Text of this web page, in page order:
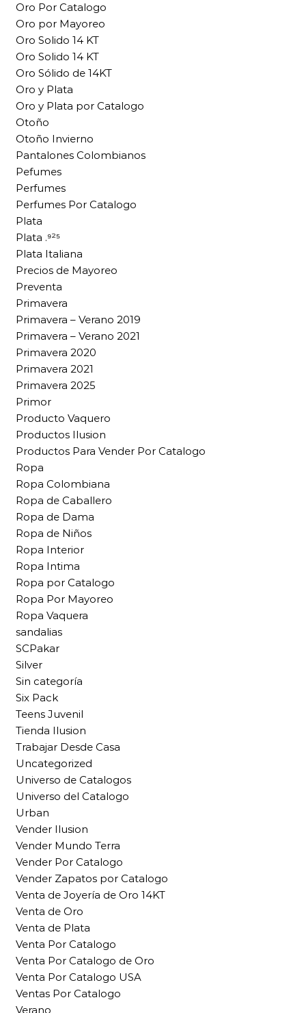
Oro Por Catalogo
Oro por Mayoreo
Oro Solido 14 KT
Oro Solido 14 KT
Oro Sólido de 14KT
Oro y Plata
Oro y Plata por Catalogo
Otoño
Otoño Invierno
Pantalones Colombianos
Pefumes
Perfumes
Perfumes Por Catalogo
Plata
Plata .⁹²⁵
Plata Italiana
Precios de Mayoreo
Preventa
Primavera
Primavera – Verano 2019
Primavera – Verano 2021
Primavera 2020
Primavera 2021
Primavera 2025
Primor
Producto Vaquero
Productos Ilusion
Productos Para Vender Por Catalogo
Ropa
Ropa Colombiana
Ropa de Caballero
Ropa de Dama
Ropa de Niños
Ropa Interior
Ropa Intima
Ropa por Catalogo
Ropa Por Mayoreo
Ropa Vaquera
sandalias
SCPakar
Silver
Sin categoría
Six Pack
Teens Juvenil
Tienda Ilusion
Trabajar Desde Casa
Uncategorized
Universo de Catalogos
Universo del Catalogo
Urban
Vender Ilusion
Vender Mundo Terra
Vender Por Catalogo
Vender Zapatos por Catalogo
Venta de Joyería de Oro 14KT
Venta de Oro
Venta de Plata
Venta Por Catalogo
Venta Por Catalogo de Oro
Venta Por Catalogo USA
Ventas Por Catalogo
Verano